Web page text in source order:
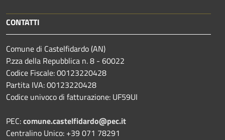
CONTATTI
Comune di Castelfidardo (AN)
P.zza della Repubblica n. 8 - 60022
Codice Fiscale: 00123220428
Partita IVA: 00123220428
Codice univoco di fatturazione: UF59UI
PEC:comune.castelfidardo@pec.it
Centralino Unico: +39 071 78291